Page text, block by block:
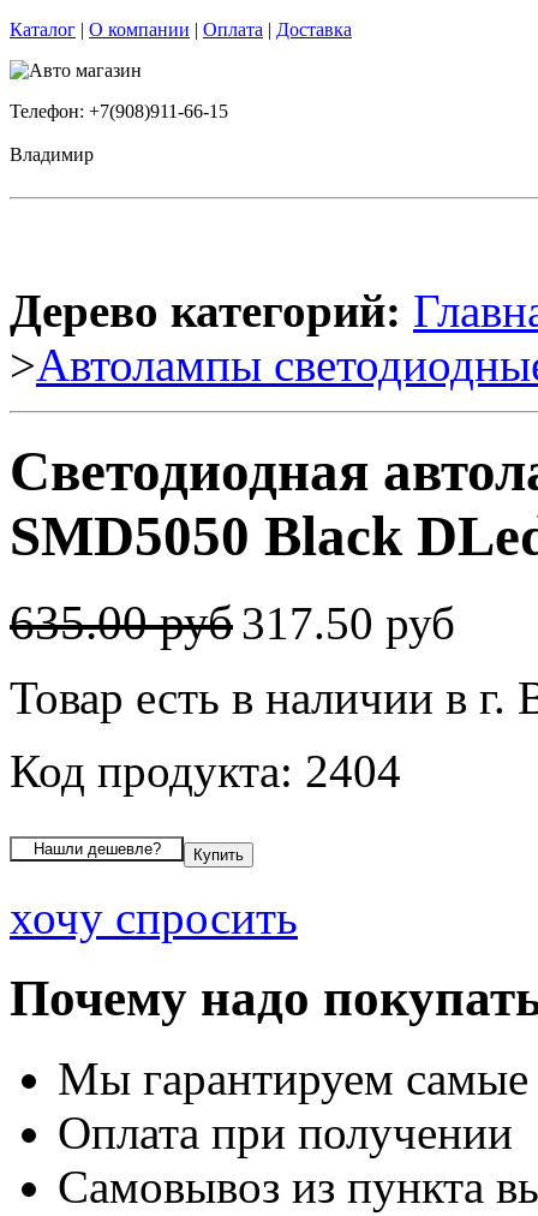
Каталог | О компании | Оплата | Доставка
Телефон: +7(908)911-66-15
Владимир
Дерево категорий:
>Автолампы
Светодиодная
SMD5050 Black
635.00 руб317.50 руб
Товар есть в наличии в г.
Код продукта: 2404
хочу спросить
Почему надо
Мы гарантируем
Оплата при получении
Самовывоз из пункта